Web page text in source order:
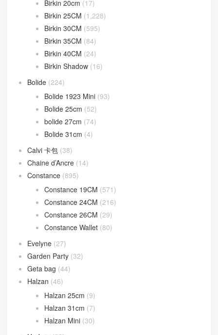
Birkin 20cm (17)
Birkin 25CM (1,228)
Birkin 30CM (595)
Birkin 35CM (84)
Birkin 40CM (24)
Birkin Shadow (16)
Bolide (224)
Bolide 1923 Mini (93)
Bolide 25cm (52)
bolide 27cm (74)
Bolide 31cm (4)
Calvi 卡包 (38)
Chaine d’Ancre (14)
Constance (895)
Constance 19CM (571)
Constance 24CM (216)
Constance 26CM (29)
Constance Wallet (80)
Evelyne (27)
Garden Party (32)
Geta bag (44)
Halzan (46)
Halzan 25cm (9)
Halzan 31cm (7)
Halzan Mini (30)